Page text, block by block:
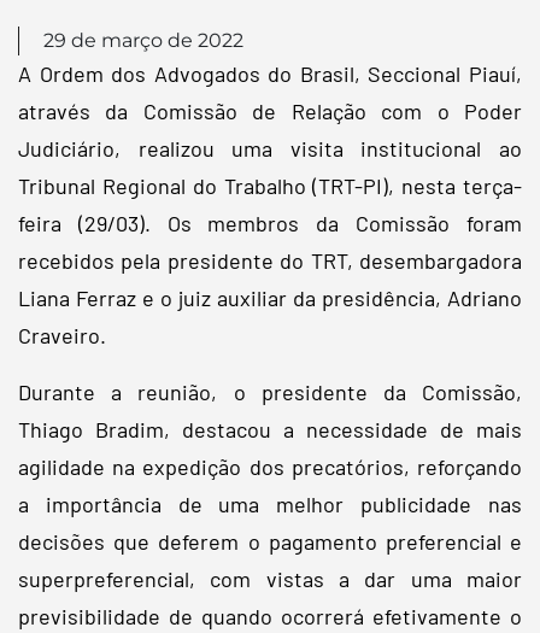
29 de março de 2022
A Ordem dos Advogados do Brasil, Seccional Piauí,
através da Comissão de Relação com o Poder
Judiciário, realizou uma visita institucional ao
Tribunal Regional do Trabalho (TRT-PI), nesta terça-
feira (29/03). Os membros da Comissão foram
recebidos pela presidente do TRT, desembargadora
Liana Ferraz e o juiz auxiliar da presidência, Adriano
Craveiro.
Durante a reunião, o presidente da Comissão,
Thiago Bradim, destacou a necessidade de mais
agilidade na expedição dos precatórios, reforçando
a importância de uma melhor publicidade nas
decisões que deferem o pagamento preferencial e
superpreferencial, com vistas a dar uma maior
previsibilidade de quando ocorrerá efetivamente o